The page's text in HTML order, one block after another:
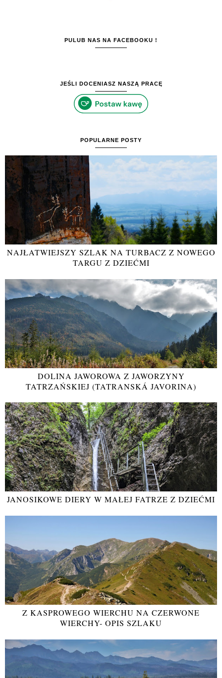
PULUB NAS NA FACEBOOKU !
JEŚLI DOCENIASZ NASZĄ PRACĘ
POPULARNE POSTY
NAJŁATWIEJSZY SZLAK NA TURBACZ Z NOWEGO
TARGU Z DZIEĆMI
DOLINA JAWOROWA Z JAWORZYNY
TATRZAŃSKIEJ (TATRANSKÁ JAVORINA)
JANOSIKOWE DIERY W MAŁEJ FATRZE Z DZIEĆMI
Z KASPROWEGO WIERCHU NA CZERWONE
WIERCHY- OPIS SZLAKU